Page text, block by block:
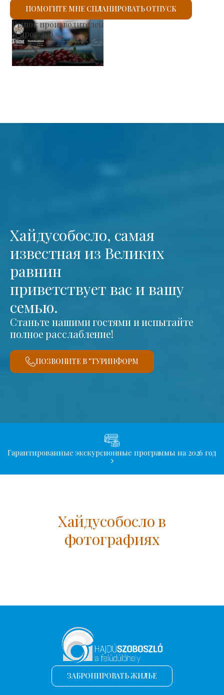
ПОМОГИТЕ МНЕ СПЛАНИРОВАТЬ ОТПУСК
Римско-католическая церковь Святого Ласло
Я проверю.
Хайдусобосло, самая
известная из Великих
равнин
приветствует вас и вашу
семью.
Станьте нашими гостями и испытайте
полное расслабление!
ПОЗВОНИТЕ В "ТУРИНФОРМ
Гарантированные экскурсионные программы на 2026 год
Хайдусобосло в
фотографиях
ЗАБРОНИРОВАТЬ ЖИЛЬЕ